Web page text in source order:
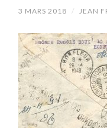
3 MARS 2018 / JEAN